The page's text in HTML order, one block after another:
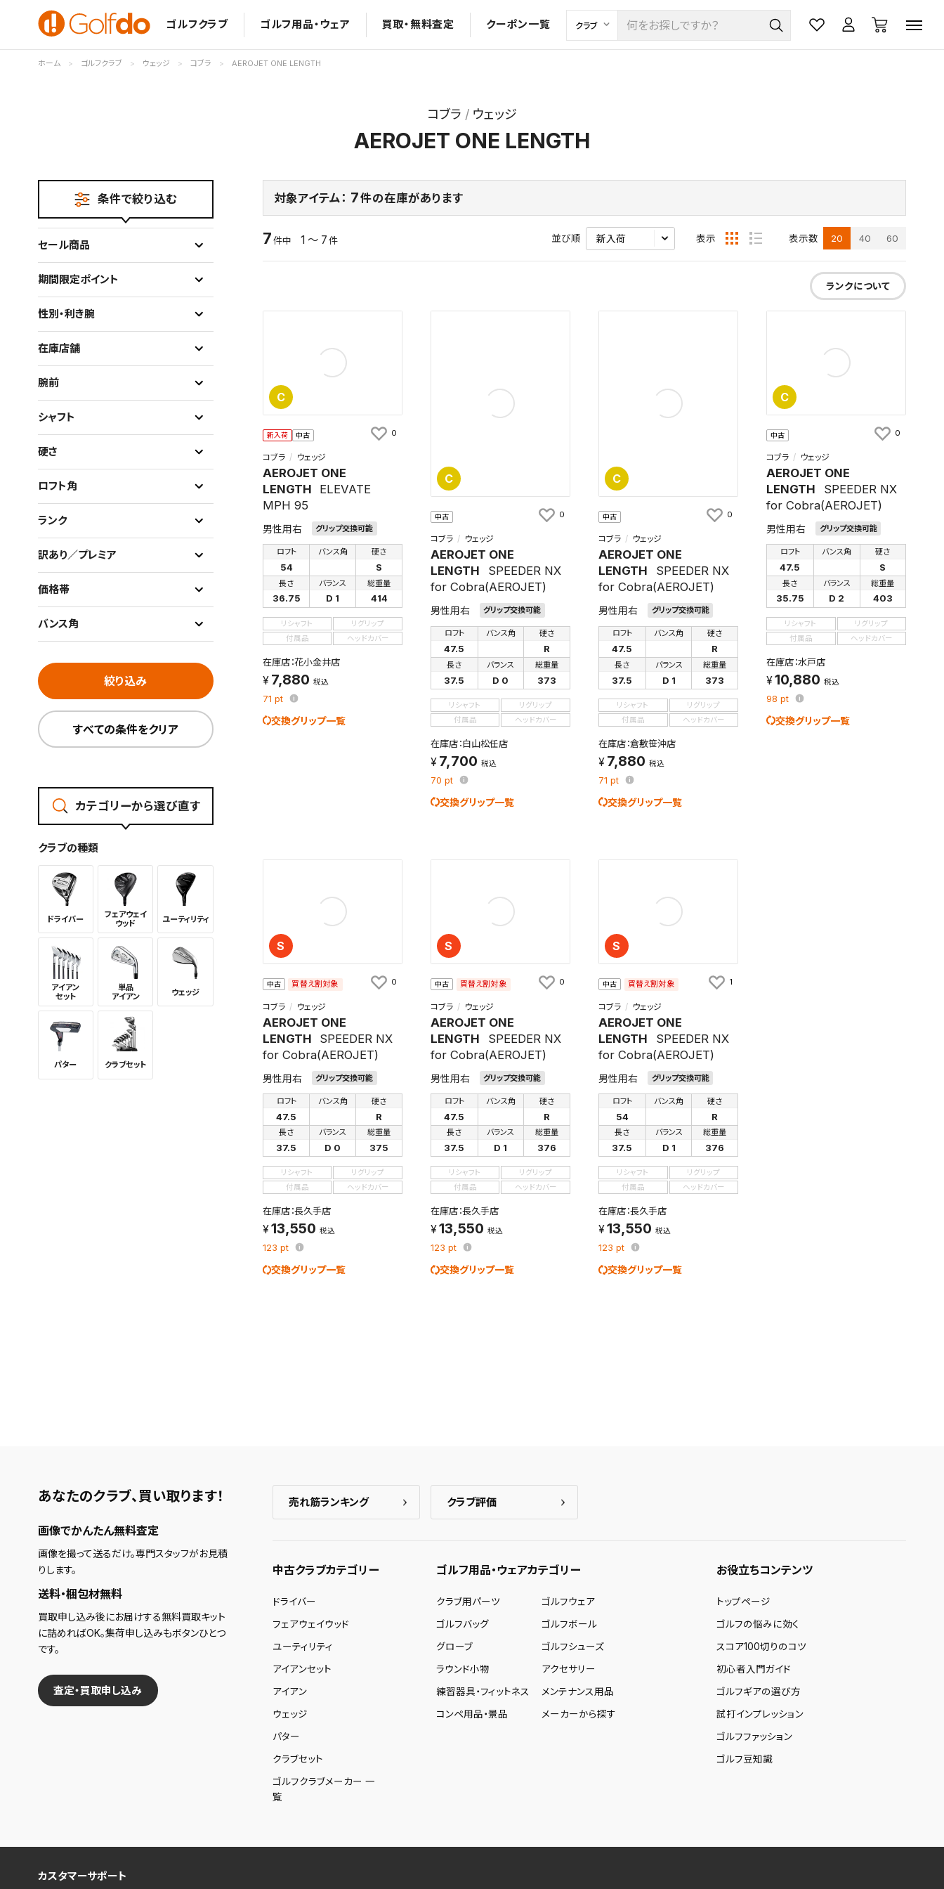
ゴルフクラブ ゴルフ用品・ウェア 買取・無料査定 クーポン一覧
ホーム ゴルフクラブ ウェッジ コブラ AEROJET ONE LENGTH
コブラ ウェッジ
AEROJET ONE LENGTH
対象アイテム： 7件の在庫があります
7 件中 1 ～ 7 件 並び順 表示 表示数 20 40 60
ランクについて
C
新入荷 中古
コブラ ウェッジ
AEROJET ONE
LENGTH
ELEVATE
MPH 95
男性用右 グリップ交換可能
ロフト
54
バンス角 硬さ
S
長さ
36.75
バランス
D 1
総重量
414
リシャフト
リグリップ
付属品
ヘッドカバー
在庫店：花小金井店
7,880 税込
71 pt
交換グリップ一覧
0
C
中古
コブラ ウェッジ
AEROJET ONE
LENGTH
SPEEDER NX
for Cobra(AEROJET)
男性用右 グリップ交換可能
ロフト
47.5
バンス角 硬さ
R
長さ
37.5
バランス
D 0
総重量
373
リシャフト
リグリップ
付属品
ヘッドカバー
在庫店：白山松任店
7,700 税込
70 pt
交換グリップ一覧
0
C
中古
コブラ ウェッジ
AEROJET ONE
LENGTH
SPEEDER NX
for Cobra(AEROJET)
男性用右 グリップ交換可能
ロフト
47.5
バンス角 硬さ
R
長さ
37.5
バランス
D 1
総重量
373
リシャフト
リグリップ
付属品
ヘッドカバー
在庫店：倉敷笹沖店
7,880 税込
71 pt
交換グリップ一覧
0
C
中古
コブラ ウェッジ
AEROJET ONE
LENGTH
SPEEDER NX
for Cobra(AEROJET)
男性用右 グリップ交換可能
ロフト
47.5
バンス角 硬さ
S
長さ
35.75
バランス
D 2
総重量
403
リシャフト
リグリップ
付属品
ヘッドカバー
在庫店：水戸店
10,880 税込
98pt
交換グリップ一覧
0
S
中古 買替え割対象
コブラ ウェッジ
AEROJET ONE
LENGTH
SPEEDER NX
for Cobra(AEROJET)
男性用右 グリップ交換可能
ロフト
47.5
バンス角 硬さ
R
長さ
37.5
バランス
D 0
総重量
375
リシャフト
リグリップ
付属品
ヘッドカバー
在庫店：長久手店
13,550 税込
123 pt
交換グリップ一覧
0
S
中古 買替え割対象
コブラ ウェッジ
AEROJET ONE
LENGTH
SPEEDER NX
for Cobra(AEROJET)
男性用右 グリップ交換可能
ロフト
47.5
バンス角 硬さ
R
長さ
37.5
バランス
D 1
総重量
376
リシャフト
リグリップ
付属品
ヘッドカバー
在庫店：長久手店
13,550 税込
123 pt
交換グリップ一覧
0
S
中古 買替え割対象
コブラ ウェッジ
AEROJET ONE
LENGTH
SPEEDER NX
for Cobra(AEROJET)
男性用右 グリップ交換可能
ロフト
54
バンス角 硬さ
R
長さ
37.5
バランス
D 1
総重量
376
リシャフト
リグリップ
付属品
ヘッドカバー
在庫店：長久手店
13,550 税込
123 pt
交換グリップ一覧
1
この検索条件をマイページ内「保存検索条件一覧」に保存します。
よく探す商品を、毎回条件指定することなく簡単に開くことができます。
検索条件
新着通知
新着通知を「する」にすると、この条件に一致する商品が入荷した際に、メール及びお客様
のアカウント内の「お知らせ」で通知します。
条件を変更したい場合は、マイページの「保存検索条件一覧」から画面を表示し、条件を変更
の上、保存し直してください。
保存する
キャンセル
検索条件を保存
検索条件を保存しました。
これまで保存した検索条件は、マイページの「保存検索条件一覧」で確認できます。
条件で絞り込む
セール商品
期間限定ポイント
性別・利き腕
在庫店舗
腕前
シャフト
硬さ
ロフト角
ランク
訳あり／プレミア
価格帯
バンス角
絞り込み
すべての条件をクリア
カテゴリーから選び直す
クラブの種類
ドライバー
フェアウェイ
ウッド
ユーティリティ
アイアン
セット
単品
アイアン
ウェッジ
パター クラブセット
あなたのクラブ、 買い取ります！
画像でかんたん無料査定
画像を撮って送るだけ。専門スタッフがお見積
りします。
送料・梱包材無料
買取申し込み後にお届けする無料買取キット
に詰めればOK。集荷申し込みもボタンひとつ
です。
査定・買取申し込み
売れ筋ランキング クラブ評価
中古クラブカテゴリー
ドライバー
フェアウェイウッド
ユーティリティ
アイアンセット
アイアン
ウェッジ
パター
クラブセット
ゴルフクラブメーカー 一
覧
ゴルフ用品・ウェアカテゴリー
クラブ用パーツ
ゴルフウェア
ゴルフバッグ
ゴルフボール
グローブ
ゴルフシューズ
ラウンド小物
アクセサリー
練習器具・フィットネス
メンテナンス用品
コンペ用品・景品
メーカーから探す
お役立ちコンテンツ
トップページ
ゴルフの悩みに効く
スコア100切りのコツ
初心者入門ガイド
ゴルフギアの選び方
試打インプレッション
ゴルフファッション
ゴルフ豆知識
カスタマーサポート